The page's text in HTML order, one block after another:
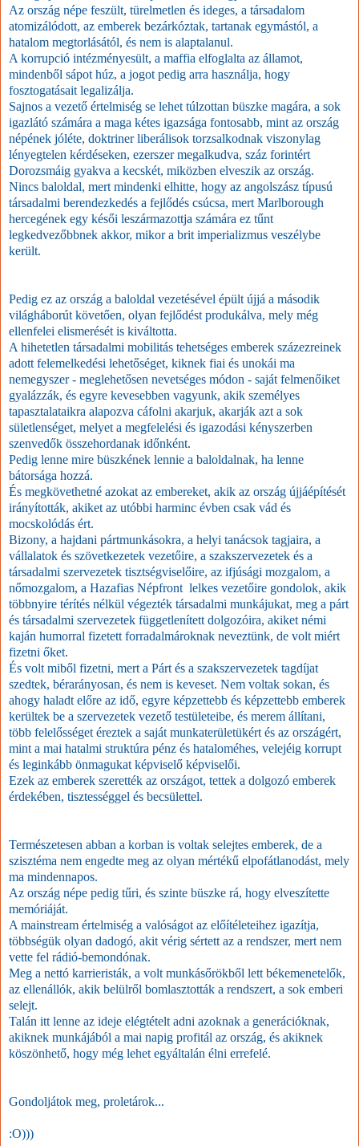
Az ország népe feszült, türelmetlen és ideges, a társadalom
atomizálódott, az emberek bezárkóztak, tartanak egymástól, a
hatalom megtorlásától, és nem is alaptalanul.
A korrupció intézményesült, a maffia elfoglalta az államot,
mindenből sápot húz, a jogot pedig arra használja, hogy
fosztogatásait legalizálja.
Sajnos a vezető értelmiség se lehet túlzottan büszke magára, a sok
igazlátó számára a maga kétes igazsága fontosabb, mint az ország
népének jóléte, doktriner liberálisok torzsalkodnak viszonylag
lényegtelen kérdéseken, ezerszer megalkudva, száz forintért
Dorozsmáig gyakva a kecskét, miközben elveszik az ország.
Nincs baloldal, mert mindenki elhitte, hogy az angolszász típusú
társadalmi berendezkedés a fejlődés csúcsa, mert Marlborough
hercegének egy késői leszármazottja számára ez tűnt
legkedvezőbbnek akkor, mikor a brit imperializmus veszélybe
került.
Pedig ez az ország a baloldal vezetésével épült újjá a második
világháborút követően, olyan fejlődést produkálva, mely még
ellenfelei elismerését is kiváltotta.
A hihetetlen társadalmi mobilitás tehetséges emberek százezreinek
adott felemelkedési lehetőséget, kiknek fiai és unokái ma
nemegyszer - meglehetősen nevetséges módon - saját felmenőiket
gyalázzák, és egyre kevesebben vagyunk, akik személyes
tapasztalataikra alapozva cáfolni akarjuk, akarják azt a sok
sületlenséget, melyet a megfelelési és igazodási kényszerben
szenvedők összehordanak időnként.
Pedig lenne mire büszkének lennie a baloldalnak, ha lenne
bátorsága hozzá.
És megkövethetné azokat az embereket, akik az ország újjáépítését
irányították, akiket az utóbbi harminc évben csak vád és
mocskolódás ért.
Bizony, a hajdani pártmunkásokra, a helyi tanácsok tagjaira, a
vállalatok és szövetkezetek vezetőire, a szakszervezetek és a
társadalmi szervezetek tisztségviselőire, az ifjúsági mozgalom, a
nőmozgalom, a Hazafias Népfront lelkes vezetőire gondolok, akik
többnyire térítés nélkül végezték társadalmi munkájukat, meg a párt
és társadalmi szervezetek függetlenített dolgozóira, akiket némi
kaján humorral fizetett forradalmároknak neveztünk, de volt miért
fizetni őket.
És volt miből fizetni, mert a Párt és a szakszervezetek tagdíjat
szedtek, bérarányosan, és nem is keveset. Nem voltak sokan, és
ahogy haladt előre az idő, egyre képzettebb és képzettebb emberek
kerültek be a szervezetek vezető testületeibe, és merem állítani,
több felelősséget éreztek a saját munkaterületükért és az országért,
mint a mai hatalmi struktúra pénz és hataloméhes, velejéig korrupt
és leginkább önmagukat képviselő képviselői.
Ezek az emberek szerették az országot, tettek a dolgozó emberek
érdekében, tisztességgel és becsülettel.
Természetesen abban a korban is voltak selejtes emberek, de a
szisztéma nem engedte meg az olyan mértékű elpofátlanodást, mely
ma mindennapos.
Az ország népe pedig tűri, és szinte büszke rá, hogy elveszítette
memóriáját.
A mainstream értelmiség a valóságot az előítéleteihez igazítja,
többségük olyan dadogó, akit vérig sértett az a rendszer, mert nem
vette fel rádió-bemondónak.
Meg a nettó karrieristák, a volt munkásőrökből lett békemenetelők,
az ellenállók, akik belülről bomlasztották a rendszert, a sok emberi
selejt.
Talán itt lenne az ideje elégtételt adni azoknak a generációknak,
akiknek munkájából a mai napig profitál az ország, és akiknek
köszönhető, hogy még lehet egyáltalán élni errefelé.
Gondoljátok meg, proletárok...
:O)))